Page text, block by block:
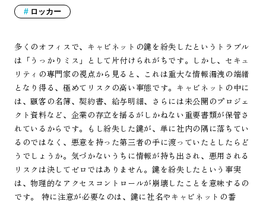
ロッカー
多くのオフィスで、キャビネットの鍵を紛失したというトラブル
は「うっかりミス」として片付けられがちです。しかし、セキュ
リティの専門家の視点から見ると、これは重大な情報漏洩の端緒
となり得る、極めてリスクの高い事態です。キャビネットの中に
は、顧客の名簿、契約書、給与明細、さらには未公開のプロジェ
クト資料など、企業の存立を揺るがしかねない重要書類が保管さ
れているからです。もし紛失した鍵が、単に社内の隅に落ちてい
るのではなく、悪意を持った第三者の手に渡っていたとしたらど
うでしょうか。気づかないうちに情報が持ち出され、悪用される
リスクは決してゼロではありません。鍵を紛失したという事実
は、物理的なアクセスコントロールが崩壊したことを意味するの
です。 特に注意が必要なのは、鍵に社名やキャビネットの番